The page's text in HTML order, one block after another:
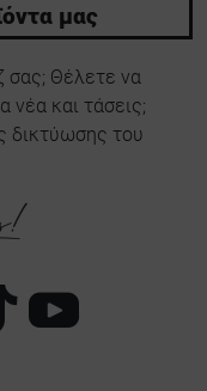
μας
σας; Θέλετε να
νέα και τάσεις;
δικτύωσης του